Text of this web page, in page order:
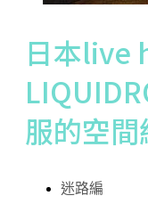
日本live
服的空間
迷路編